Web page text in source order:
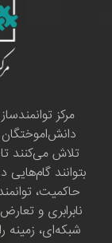
مرکز
تلاش می‌کنند
بتوانند
حاکمیت،
نابرابری و
شبکه‌ای، زمینه